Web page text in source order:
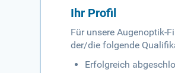
Ihr Profil
Für unsere Augenoptik-
der/die folgende
Erfolgreich